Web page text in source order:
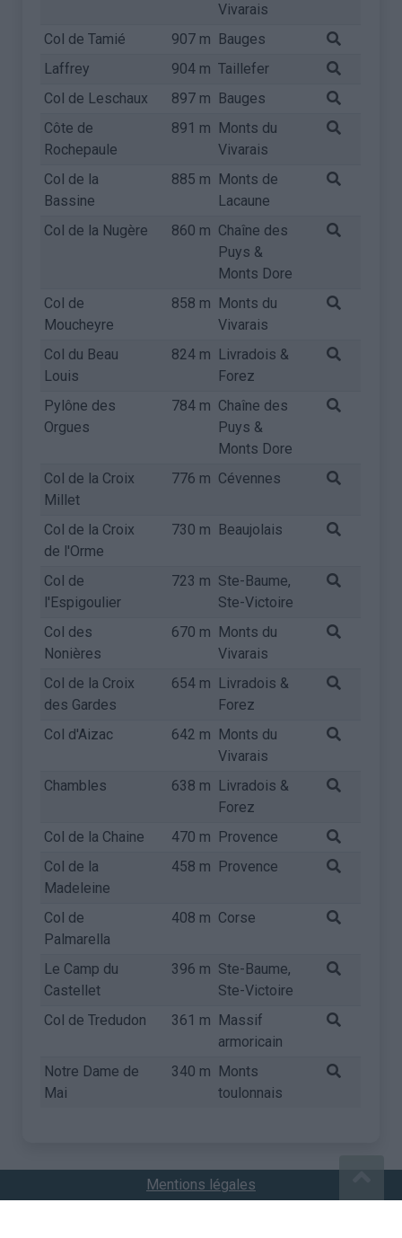
Vivarais
Col de Tamié
907 m Bauges
Laffrey
904 m Taillefer
Col de Leschaux
897 m Bauges
Côte de
Rochepaule
891 m Monts du
Vivarais
Col de la
Bassine
885 m Monts de
Lacaune
Col de la Nugère
860 m Chaîne des
Puys &
Monts Dore
Col de
Moucheyre
858 m Monts du
Vivarais
Col du Beau
Louis
824 m Livradois &
Forez
Pylône des
Orgues
784 m Chaîne des
Puys &
Monts Dore
Col de la Croix
Millet
776 m Cévennes
Col de la Croix
de l'Orme
730 m Beaujolais
Col de
l'Espigoulier
723 m Ste-Baume,
Ste-Victoire
Col des
Nonières
670 m Monts du
Vivarais
Col de la Croix
des Gardes
654 m Livradois &
Forez
Col d'Aizac
642 m Monts du
Vivarais
Chambles
638 m Livradois &
Forez
Col de la Chaine
470 m Provence
Col de la
Madeleine
458 m Provence
Col de
Palmarella
408 m Corse
Le Camp du
Castellet
396 m Ste-Baume,
Ste-Victoire
Col de Tredudon
361 m Massif
armoricain
Notre Dame de
Mai
340 m Monts
toulonnais
Mentions légales